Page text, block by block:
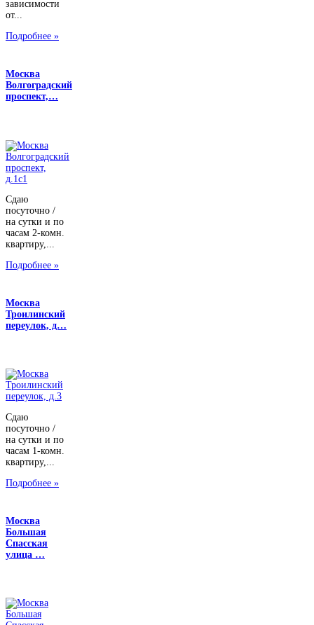
зависимости
от...
Подробнее »
Москва
Волгоградский
проспект,…
Сдаю
посуточно /
на сутки и по
часам 2-комн.
квартиру,...
Подробнее »
Москва
Троилинский
переулок, д…
Сдаю
посуточно /
на сутки и по
часам 1-комн.
квартиру,...
Подробнее »
Москва
Большая
Спасская
улица …